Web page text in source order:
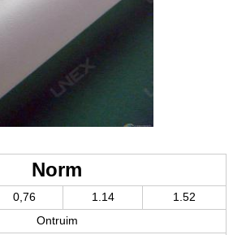
Norm
0,76 1.14
1.52
Ontruim